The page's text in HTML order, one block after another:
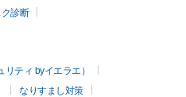
診断
ティ byイエラエ）
なりすまし対策